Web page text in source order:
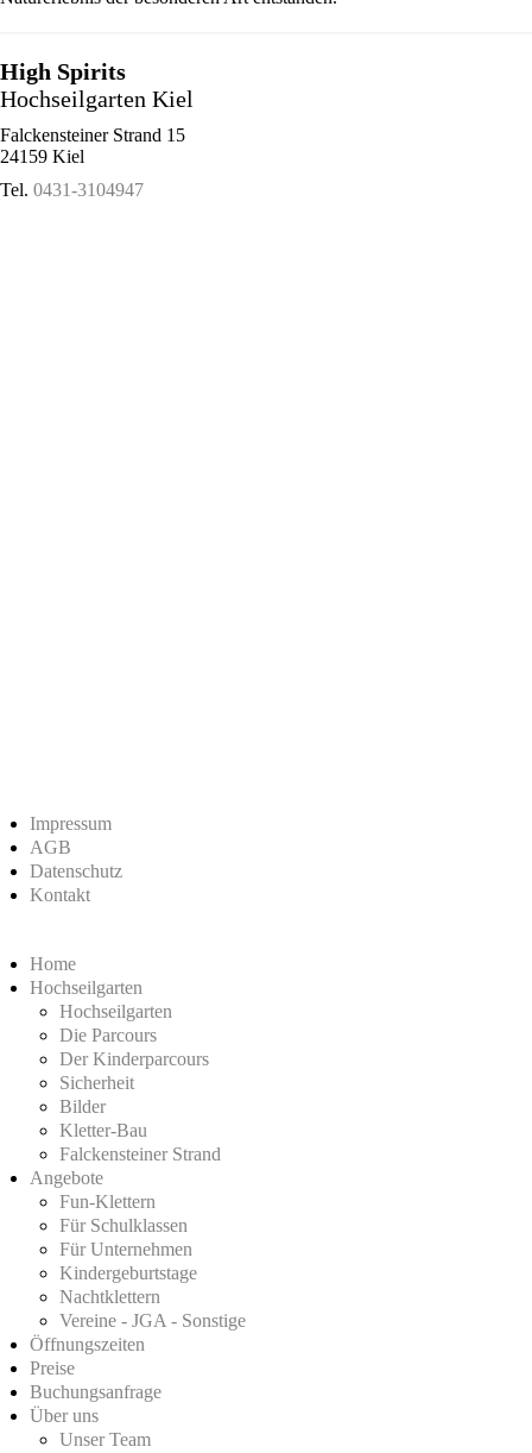
High Spirits
Hochseilgarten Kiel
Falckensteiner Strand 15
24159 Kiel
Tel. 0431-3104947
Impressum
AGB
Datenschutz
Kontakt
Home
Hochseilgarten
Hochseilgarten
Die Parcours
Der Kinderparcours
Sicherheit
Bilder
Kletter-Bau
Falckensteiner Strand
Angebote
Fun-Klettern
Für Schulklassen
Für Unternehmen
Kindergeburtstage
Nachtklettern
Vereine - JGA - Sonstige
Öffnungszeiten
Preise
Buchungsanfrage
Über uns
Unser Team